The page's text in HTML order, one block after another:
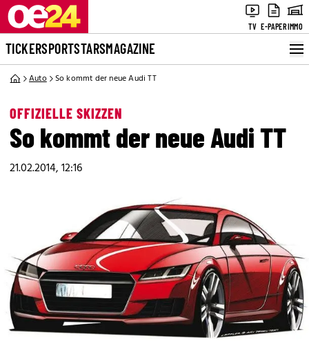
TV E-PAPERIMMO
TICKERSPORTSTARSMAGAZINE
Auto So kommt der neue Audi TT
OFFIZIELLE SKIZZEN
So kommt der neue Audi TT
21.02.2014, 12:16